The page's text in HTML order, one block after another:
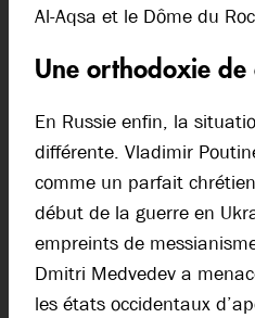
Al-Aqsa et le Dôme du
Une orthodoxie de
En Russie enfin, la
différente. Vladimir
comme un parfait
début de la guerre en
empreints de
Dmitri Medvedev a
les états occidentaux